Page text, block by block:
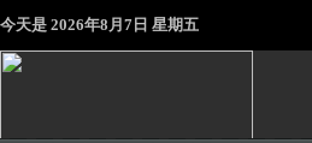
今天是 2026年8月7日 星期五